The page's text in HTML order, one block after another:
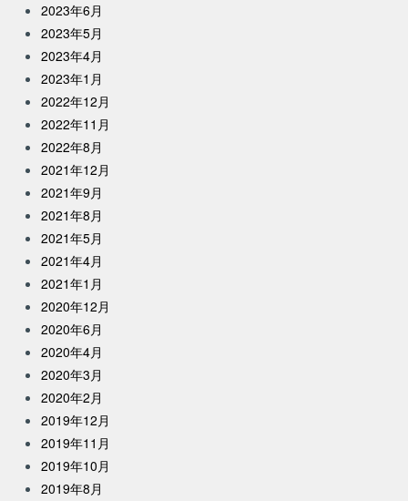
2023年6月
2023年5月
2023年4月
2023年1月
2022年12月
2022年11月
2022年8月
2021年12月
2021年9月
2021年8月
2021年5月
2021年4月
2021年1月
2020年12月
2020年6月
2020年4月
2020年3月
2020年2月
2019年12月
2019年11月
2019年10月
2019年8月